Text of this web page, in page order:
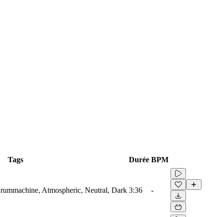
Tags Durée BPM
Atmospheric, Neutral, Dark 3:36 -